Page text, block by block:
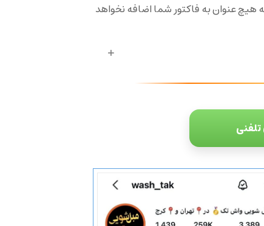
عنوان به فاکتور شما اضافه نخواهد